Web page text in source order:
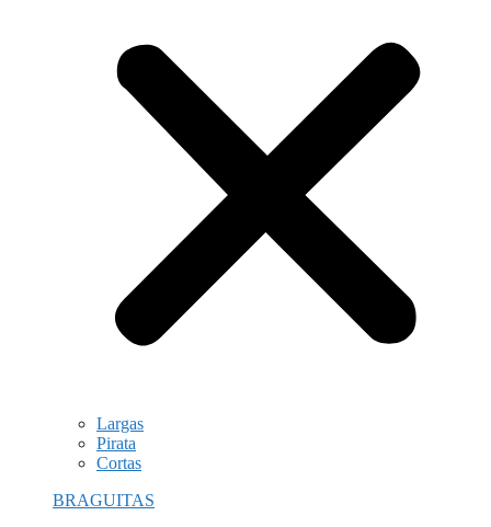
Largas
Pirata
Cortas
BRAGUITAS